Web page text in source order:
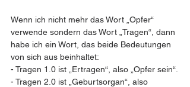
Wenn ich nicht mehr das Wort „Opfer“
verwende sondern das Wort „Tragen“, dann
habe ich ein Wort, das beide Bedeutungen
von sich aus beinhaltet:
- Tragen 1.0 ist „Ertragen“, also „Opfer sein“.
- Tragen 2.0 ist „Geburtsorgan“, also